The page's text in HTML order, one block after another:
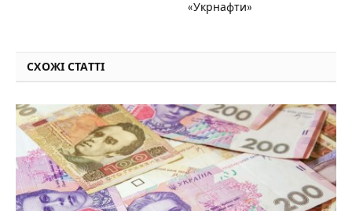
«Укрнафти»
СХОЖІ СТАТТІ